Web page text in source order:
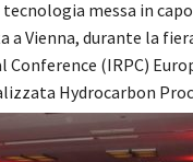
tecnologia messa in
a Vienna, durante la
Conference (IRPC)
Hydrocarbon